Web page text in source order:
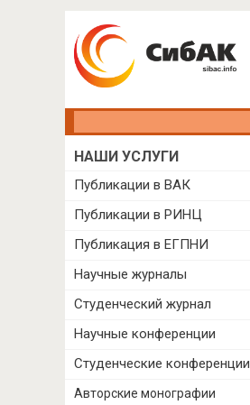
НАШИ УСЛУГИ
Публикации в ВАК
Публикации в РИНЦ
Публикация в ЕГПНИ
Научные журналы
Студенческий журнал
Научные конференции
Студенческие конференции
Авторские монографии